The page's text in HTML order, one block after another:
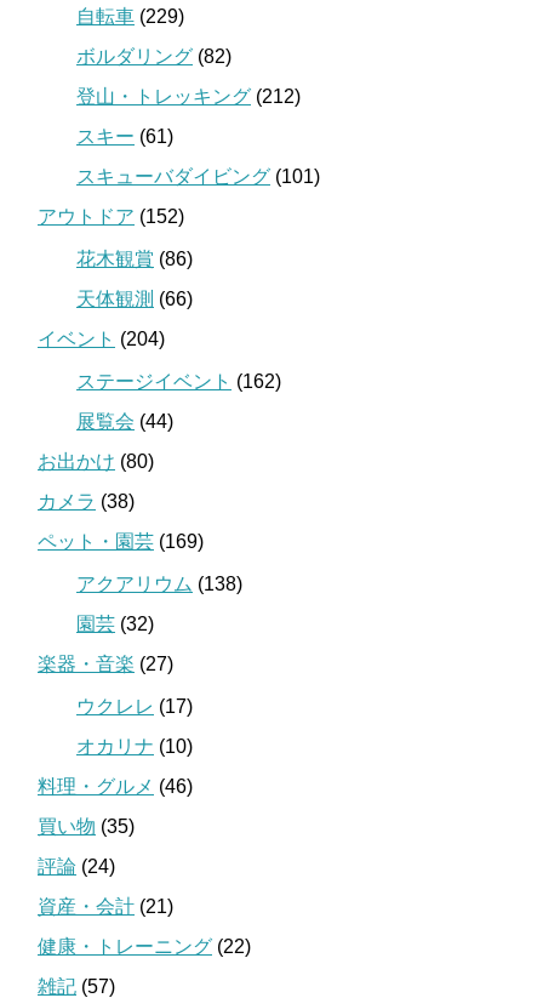
自転車 (229)
ボルダリング (82)
登山・トレッキング (212)
スキー (61)
スキューバダイビング (101)
アウトドア (152)
花木観賞 (86)
天体観測 (66)
イベント (204)
ステージイベント (162)
展覧会 (44)
お出かけ (80)
カメラ (38)
ペット・園芸 (169)
アクアリウム (138)
園芸 (32)
楽器・音楽 (27)
ウクレレ (17)
オカリナ (10)
料理・グルメ (46)
買い物 (35)
評論 (24)
資産・会計 (21)
健康・トレーニング (22)
雑記 (57)